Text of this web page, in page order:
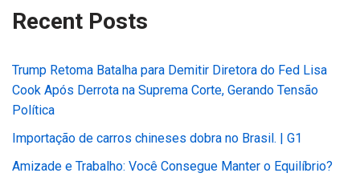
Recent Posts
Trump Retoma Batalha para Demitir Diretora do Fed Lisa
Cook Após Derrota na Suprema Corte, Gerando Tensão
Política
Importação de carros chineses dobra no Brasil. | G1
Amizade e Trabalho: Você Consegue Manter o Equilíbrio?